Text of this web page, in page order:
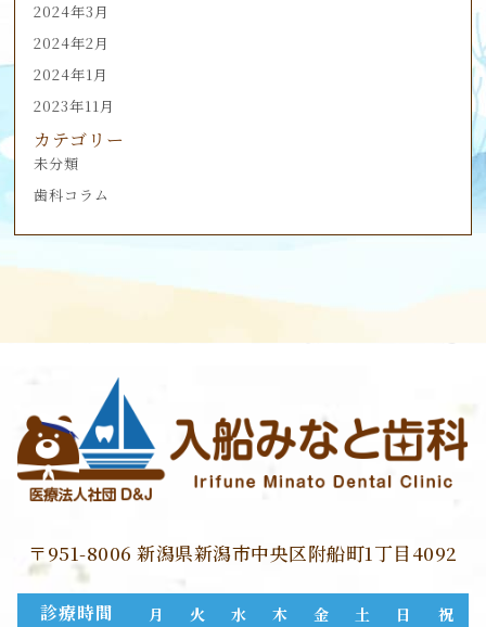
2024年3月
2024年2月
2024年1月
2023年11月
カテゴリー
未分類
歯科コラム
〒951-8006 新潟県新潟市中央区附船町1丁目4092
診療時間 月 火 水 木 金 土 日 祝